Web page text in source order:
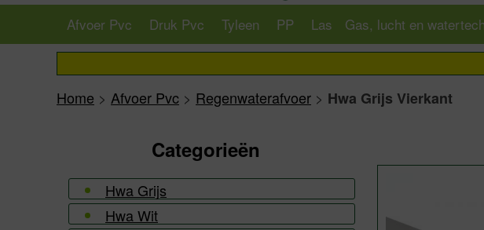
Afvoer Pvc Druk Pvc Tyleen PP Las Gas, lucht en
Home > Afvoer Pvc > Regenwaterafvoer > Hwa Grijs Vierkant
Categorieën
Hwa Grijs
Hwa Wit